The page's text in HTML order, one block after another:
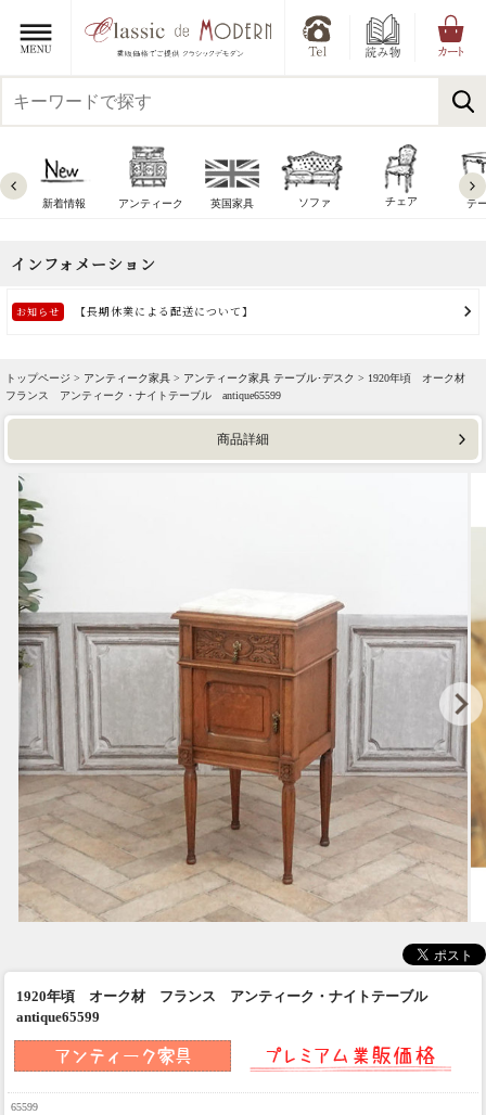
新着情報 アンティーク 英国家具 ソファ チェア テ
トップページ > アンティーク家具 > アンティーク家具 テーブル･デスク > 1920年頃 オーク材
フランス アンティーク・ナイトテーブル antique65599
商品詳細
1920年頃 オーク材 フランス アンティーク・ナイトテーブル
antique65599
65599